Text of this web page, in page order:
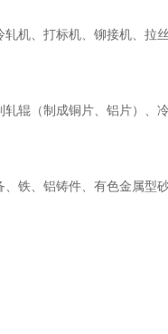
机、打标机、铆接机、拉丝
辊（制成铜片、铝片）、
铁、铝铸件、有色金属型